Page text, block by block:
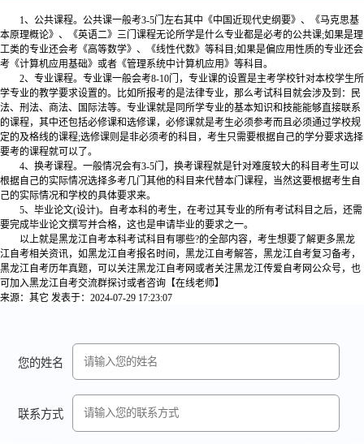
1、公共课程。公共课一般考3-5门左右其中《中国近现代史纲要》、《马克思基
本原理概论》、《英语二》三门课程无论所学是什么专业都是必考的公共课;如果是理
工类的专业还会考《高等数学》、《线性代数》等科目;如果是偏应用性质的专业还会
考《计算机应用基础》或者《管理系统中计算机应用》等科目。
2、专业课程。专业课一般会考8-10门，专业课的设置是主考学校针对本校学生所
学专业的教学要求设置的。比如所报考的是法律专业，那么考试科目就会涉及到：民
法、刑法、商法、国际法等。专业课就是同所学专业的基本知识和技能能够直接联系
的课程，其中还包括必修课和选修课，必修课就是考生必须参考而且必须通过学校规
定的及格线的课程;选修课则是非必须考的科目，考生只需要根据自己的学分要求选择
要考的课程就可以了。
4、换考课程。一般情况会有3-5门，换考课程就是针对难度较大的科目考生可以
根据自己的实际情况选择多考几门其他的科目来代替本门课程，当然这要根据考生自
己的实际情况和学校的具体要求来。
5、毕业论文(设计)。自考本科的考生，在考过其专业的所有考试科目之后，还需
要完成毕业论文撰写并合格，这也是申请毕业的要求之一。
以上就是黑龙江自考本科考试科目有哪些?的全部内容，考生想要了解更多黑龙
江自考相关资讯，如黑龙江自考报名时间，黑龙江自考解答，黑龙江自考复习备考，
黑龙江自考历年真题，可以关注黑龙江自考网或者关注黑龙江传爱自考网公众号，也
可加入黑龙江自考交流群探讨或者咨询【在线老师】
来源：其它 发表于：2024-07-29 17:23:07
您的姓名
联系方式